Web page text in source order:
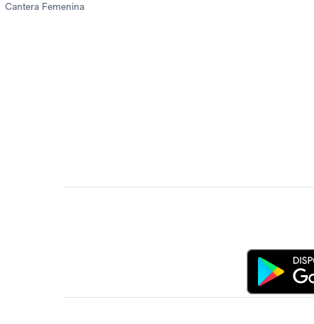
Cantera Femenina